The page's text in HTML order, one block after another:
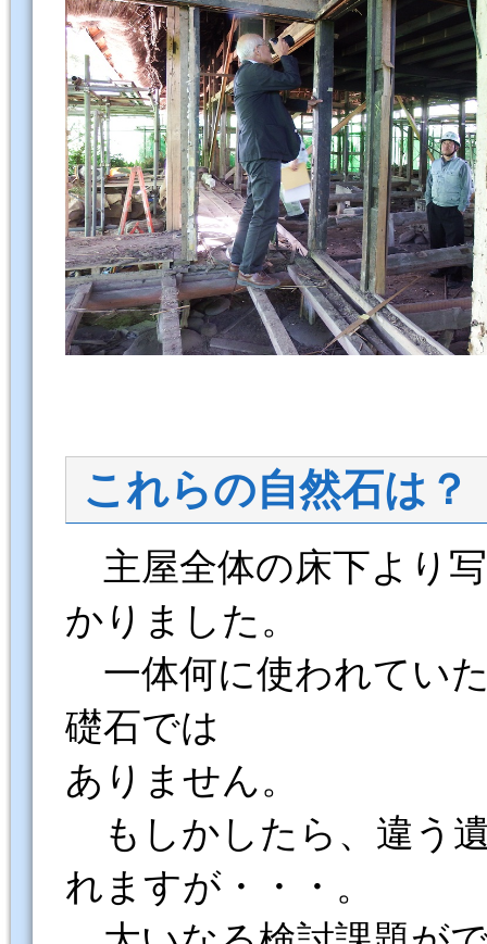
これらの自然石は？
主屋全体の床下より
かりました。
一体何に使われてい
礎石では
ありません。
もしかしたら、違う
れますが・・・。